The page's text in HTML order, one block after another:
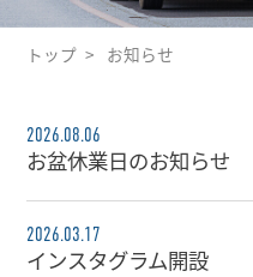
トップ お知らせ
2026.08.06
お盆休業日のお知らせ
2026.03.17
インスタグラム開設